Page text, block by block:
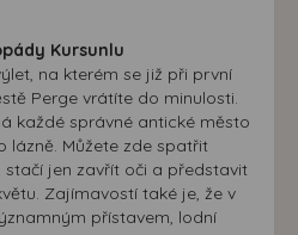
Kursunlu
na kterém se již při první
Perge vrátíte do minulosti.
každé správné antické město
Můžete zde spatřit
jen zavřít oči a představit
Zajímavostí také je, že v
přístavem, lodní